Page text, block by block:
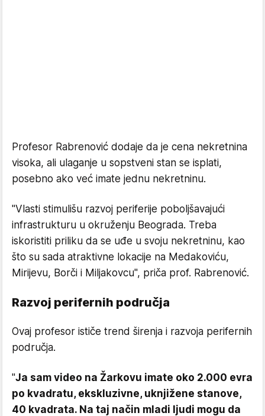
Profesor Rabrenović dodaje da je cena nekretnina
visoka, ali ulaganje u sopstveni stan se isplati,
posebno ako već imate jednu nekretninu.
"Vlasti stimulišu razvoj periferije poboljšavajući
infrastrukturu u okruženju Beograda. Treba
iskoristiti priliku da se uđe u svoju nekretninu, kao
što su sada atraktivne lokacije na Medakoviću,
Mirijevu, Borči i Miljakovcu", priča prof. Rabrenović.
Razvoj perifernih područja
Ovaj profesor ističe trend širenja i razvoja perifernih
područja.
"Ja sam video na Žarkovu imate oko 2.000 evra
po kvadratu, ekskluzivne, uknjižene stanove,
40 kvadrata. Na taj način mladi ljudi mogu da